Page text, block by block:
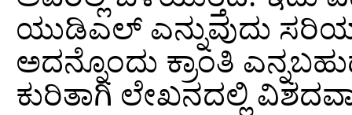
ಯುಡಿಎಲ್ ಎನ್ನುವುದು
ಅದನ್ನೊಂದು ಕ್ರಾಂತಿ
ಕುರಿತಾಗಿ ಲೇಖನದಲ್ಲಿ